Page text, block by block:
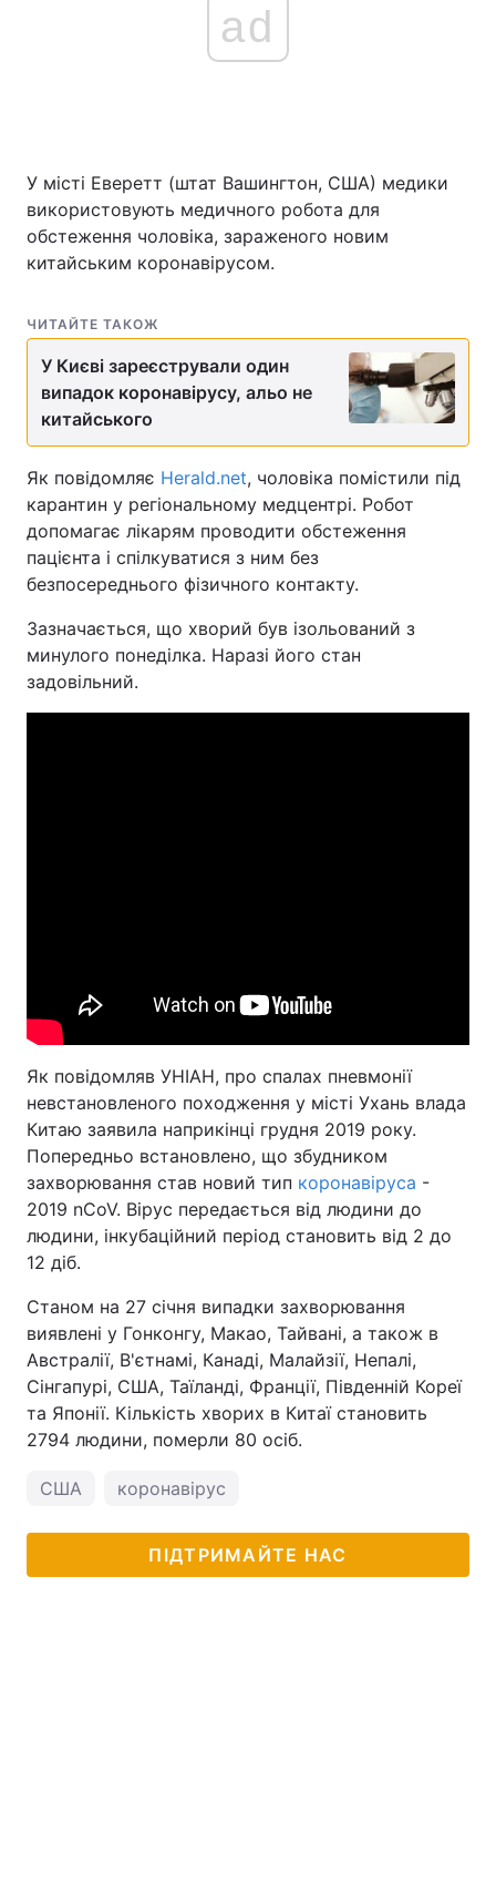
ad
У місті Еверетт (штат Вашингтон, США) медики
використовують медичного робота для
обстеження чоловіка, зараженого новим
китайським коронавірусом.
ЧИТАЙТЕ ТАКОЖ
У Києві зареєстрували один
випадок коронавірусу, альо не
китайського
Як повідомляє Herald.net, чоловіка помістили під
карантин у регіональному медцентрі. Робот
допомагає лікарям проводити обстеження
пацієнта і спілкуватися з ним без
безпосереднього фізичного контакту.
Зазначається, що хворий був ізольований з
минулого понеділка. Наразі його стан
задовільний.
Як повідомляв УНІАН, про спалах пневмонії
невстановленого походження у місті Ухань влада
Китаю заявила наприкінці грудня 2019 року.
Попередньо встановлено, що збудником
захворювання став новий тип коронавіруса -
2019 nCoV. Вірус передається від людини до
людини, інкубаційний період становить від 2 до
12 діб.
Станом на 27 січня випадки захворювання
виявлені у Гонконгу, Макао, Тайвані, а також в
Австралії, В'єтнамі, Канаді, Малайзії, Непалі,
Сінгапурі, США, Таїланді, Франції, Південній Кореї
та Японії. Кількість хворих в Китаї становить
2794 людини, померли 80 осіб.
США коронавірус
ПІДТРИМАЙТЕ НАС